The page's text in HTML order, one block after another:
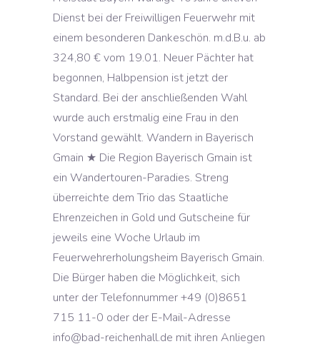
Dienst bei der Freiwilligen Feuerwehr mit
einem besonderen Dankeschön. m.d.B.u. ab
324,80 € vom 19.01. Neuer Pächter hat
begonnen, Halbpension ist jetzt der
Standard. Bei der anschließenden Wahl
wurde auch erstmalig eine Frau in den
Vorstand gewählt. Wandern in Bayerisch
Gmain ★ Die Region Bayerisch Gmain ist
ein Wandertouren-Paradies. Streng
überreichte dem Trio das Staatliche
Ehrenzeichen in Gold und Gutscheine für
jeweils eine Woche Urlaub im
Feuerwehrerholungsheim Bayerisch Gmain.
Die Bürger haben die Möglichkeit, sich
unter der Telefonnummer +49 (0)8651
715 11-0 oder der E-Mail-Adresse
info@bad-reichenhall.de mit ihren Anliegen